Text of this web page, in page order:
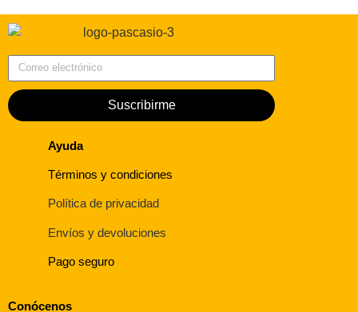
Suscribirme
Ayuda
Términos y condiciones
Política de privacidad
Envíos y devoluciones
Pago seguro
Conócenos